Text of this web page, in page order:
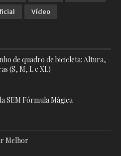
Vídeo
de quadro de bicicleta: Altura,
(S, M, L e XL)
SEM Fórmula Mágica
Melhor